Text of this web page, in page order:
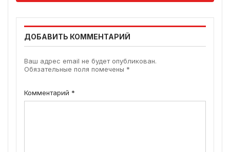
ДОБАВИТЬ КОММЕНТАРИЙ
Ваш адрес email не будет опубликован.
Обязательные поля помечены *
Комментарий *